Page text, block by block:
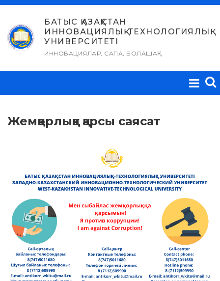
Skip
content
БАТЫС ҚАЗАҚСТАН
ИННОВАЦИЯЛЫҚ-ТЕХНОЛОГИЯЛЫҚ
УНИВЕРСИТЕТІ
ИННОВАЦИЯЛАР, САПА, БОЛАШАҚ
Жемқорлыққа қарсы саясат